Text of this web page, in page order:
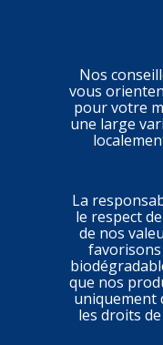
Nos
vous
pour votre
une large
La
le respect
de nos
que nos
uniquement
les droits